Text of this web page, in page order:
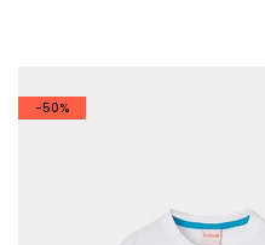
-50%